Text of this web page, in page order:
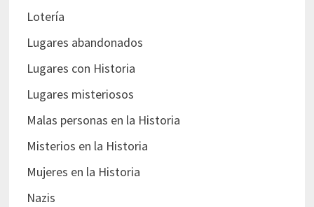
Lotería
Lugares abandonados
Lugares con Historia
Lugares misteriosos
Malas personas en la Historia
Misterios en la Historia
Mujeres en la Historia
Nazis